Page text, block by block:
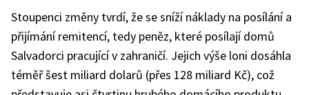
Stoupenci změny tvrdí, že se sníží náklady na posílání a
přijímání remitencí, tedy peněz, které posílají domů
Salvadorci pracující v zahraničí. Jejich výše loni dosáhla
téměř šest miliard dolarů (přes 128 miliard Kč), což